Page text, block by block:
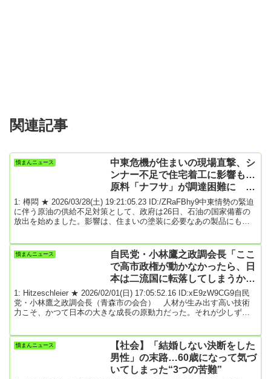
関連記事
憤まんニュース
中東危機が住まいの現場直撃、シ
ンナー不足で住宅着工に影響も…
原料「ナフサ」が調達困難に 塗
装業者「長引くと厳しい」 [樽悶
★]
1: 樽悶 ★ 2026/03/28(土) 19:21:05.23 ID:/ZRaFBhy9中東情勢の緊迫
に伴う原油の供給不足対策として、政府は26日、石油の国家備蓄の
放出を始めました。影響は、住まいの塗装に必要なあの製品にも及
ていました。この現場に欠かせないのが――「塗料用のシンナーで
す」（職人）塗料を薄めるためのシンナー。混ぜることで塗りやす
くなり、耐久性も上がるといいます...
憤まんニュース
自民党・小林鷹之政調会長「ここ
で高市政権が動かなかったら、日
本は二流国に転落してしまうかも
しれない」
1: Hitzeschleier ★ 2026/02/01(日) 17:05:52.16 ID:xE9zW9CG9自民
党・小林鷹之政調会長（青森市の会合） 人材が生み出す高い技術
力こそ、かつて日本の大きな成長の原動力だった。それが少しずつ
う一度強い日本経済をつくる。※前スレ自民党・小林鷹之政調会長
「ここで高市政権が動かなかったら、日本は二流国に転落してしま
憤まんニュース
【社会】「結婚しない決断をした
男性」の末路…60歳になって気づ
いてしまった“3つの苦難”